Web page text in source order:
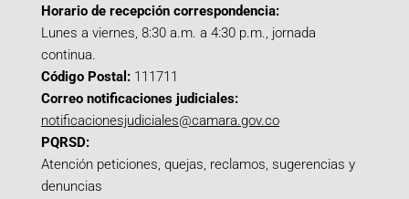
Horario de recepción correspondencia:
Lunes a viernes, 8:30 a.m. a 4:30 p.m., jornada
continua.
Código Postal: 111711
Correo notificaciones judiciales:
notificacionesjudiciales@camara.gov.co
PQRSD:
Atención peticiones, quejas, reclamos, sugerencias y
denuncias